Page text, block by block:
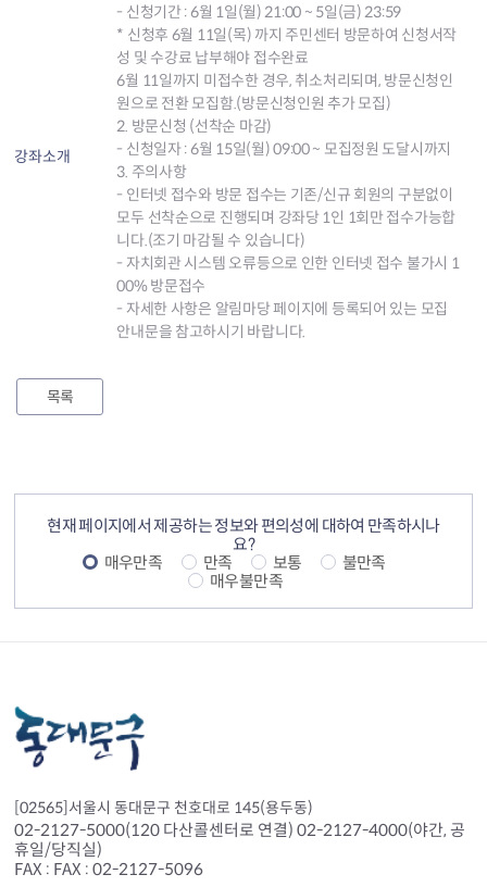
강좌소개
- 신청기간 : 6월 1일(월) 21:00 ~ 5일(금) 23:59
* 신청후 6월 11일(목) 까지 주민센터 방문하여 신청서작
성 및 수강료 납부해야 접수완료
6월 11일까지 미접수한 경우, 취소처리되며, 방문신청인
원으로 전환 모집함.(방문신청인원 추가 모집)
2. 방문신청 (선착순 마감)
- 신청일자 : 6월 15일(월) 09:00 ~ 모집정원 도달시까지
3. 주의사항
- 인터넷 접수와 방문 접수는 기존/신규 회원의 구분없이
모두 선착순으로 진행되며 강좌당 1인 1회만 접수가능합
니다.(조기 마감될 수 있습니다)
- 자치회관 시스템 오류등으로 인한 인터넷 접수 불가시 1
00% 방문접수
- 자세한 사항은 알림마당 페이지에 등록되어 있는 모집
안내문을 참고하시기 바랍니다.
목록
현재 페이지에서 제공하는 정보와 편의성에 대하여 만족하시나
요?
매우만족
만족 보통
불만족
매우불만족
[02565]서울시 동대문구 천호대로 145(용두동)
02-2127-5000(120 다산콜센터로 연결) 02-2127-4000(야간, 공
휴일/당직실)
FAX : FAX : 02-2127-5096